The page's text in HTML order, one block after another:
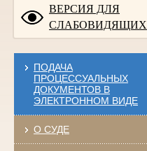
ВЕРСИЯ ДЛЯ
СЛАБОВИДЯЩИХ
ПОДАЧА
ПРОЦЕССУАЛЬНЫХ
ДОКУМЕНТОВ В
ЭЛЕКТРОННОМ ВИДЕ
О СУДЕ